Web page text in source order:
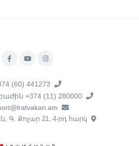
(60) 441273
+374 (11) 280000
Գ. Քոչար 21, 4-րդ հարկ